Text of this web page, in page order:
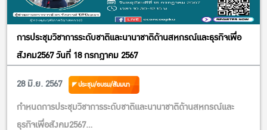
การประชุมวิชาการระดับชาติและนานาชาติด้านสหกรณ์และธุรกิจเพื่อ
สังคม2567 วันที่ 18 กรกฎาคม 2567
28 มิ.ย. 2567
ประชุม/อบรม/สัมมนา
กำหนดการประชุมวิชาการระดับชาติและนานาชาติด้านสหกรณ์และ
ธุรกิจเพื่อสังคม2567